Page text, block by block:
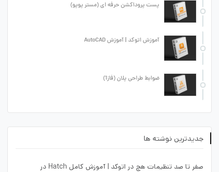
پست پروداکشن حرفه ای (مستر پوپو)
آموزش اتوکد | آموزش AutoCAD
ضوابط طراحی پلان (فاز1)
جدیدترین نوشته ها
صفر تا صد تنظیمات هچ در اتوکد | آموزش کامل Hatch در